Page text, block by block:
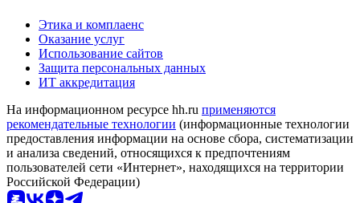
Этика и комплаенс
Оказание услуг
Использование сайтов
Защита персональных данных
ИТ аккредитация
На информационном ресурсе hh.ru применяются
рекомендательные технологии (информационные технологии
предоставления информации на основе сбора, систематизации
и анализа сведений, относящихся к предпочтениям
пользователей сети «Интернет», находящихся на территории
Российской Федерации)